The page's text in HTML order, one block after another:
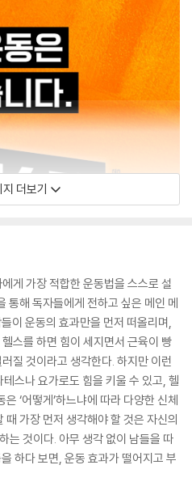
더보기
게 가장 적합한 운동법을 스스로 설
통해 독자들에게 전하고 싶은 메인 메
이 운동의 효과만을 먼저 떠올리며,
스를 하면 힘이 세지면서 근육이 빵
질 것이라고 생각한다. 하지만 이런
스나 요가로도 힘을 키울 수 있고, 헬
‘어떻게’하느냐에 따라 다양한 신체
가장 먼저 생각해야 할 것은 자신의
는 것이다. 아무 생각 없이 남들을 따
하다 보면, 운동 효과가 떨어지고 부